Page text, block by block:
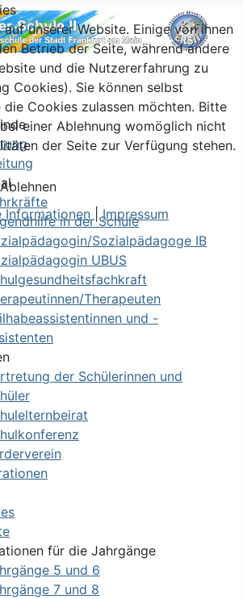
in der Schule
Sozialpädagoge IB
UBUS
Therapeuten
und -
der Schülerinnen und
für die Jahrgänge
5 und 6
7 und 8
unserer Website. Einige von ihnen
Betrieb der Seite, während andere
und die Nutzererfahrung zu
Cookies). Sie können selbst
die Cookies zulassen möchten. Bitte
einer Ablehnung womöglich nicht
der Seite zur Verfügung stehen.
Ablehnen
Informationen |Impressum